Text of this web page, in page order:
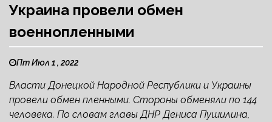
Украина провели обмен
военнопленными
Пт Июл 1 , 2022
Власти Донецкой Народной Республики и Украины
провели обмен пленными. Стороны обменяли по 144
человека. По словам главы ДНР Дениса Пушилина,